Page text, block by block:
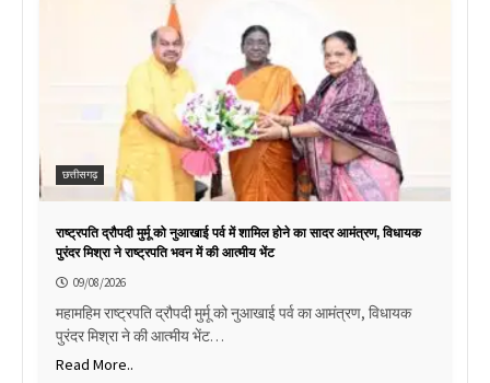
छत्तीसगढ़
राष्ट्रपति द्रौपदी मुर्मू को नुआखाई पर्व में शामिल होने का सादर आमंत्रण, विधायक
पुरंदर मिश्रा ने राष्ट्रपति भवन में की आत्मीय भेंट
09/08/2026
महामहिम राष्ट्रपति द्रौपदी मुर्मू को नुआखाई पर्व का आमंत्रण, विधायक
पुरंदर मिश्रा ने की आत्मीय भेंट…
Read More..